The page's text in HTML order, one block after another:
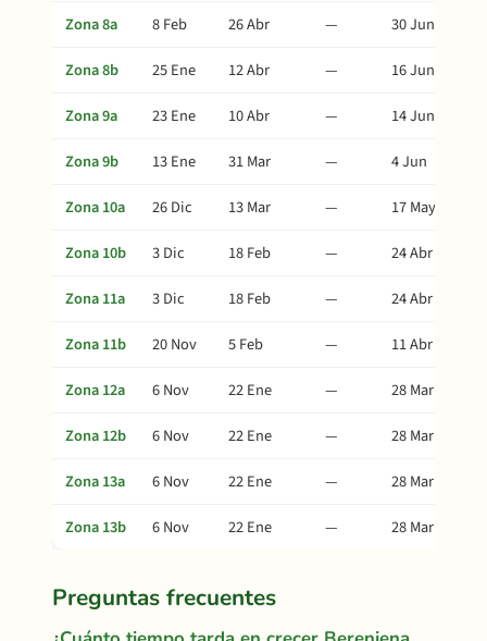
Zona 8a
8 Feb 26 Abr —
30 Jun
Zona 8b
25 Ene 12 Abr —
16 Jun
Zona 9a
23 Ene 10 Abr —
14 Jun
Zona 9b
13 Ene 31 Mar —
4 Jun
Zona 10a
26 Dic 13 Mar —
17 May
Zona 10b
3 Dic 18 Feb —
24 Abr
Zona 11a
3 Dic 18 Feb —
24 Abr
Zona 11b
20 Nov 5 Feb —
11 Abr
Zona 12a
6 Nov 22 Ene —
28 Mar
Zona 12b
6 Nov 22 Ene —
28 Mar
Zona 13a
6 Nov 22 Ene —
28 Mar
Zona 13b
6 Nov 22 Ene — 28 Mar
Preguntas frecuentes